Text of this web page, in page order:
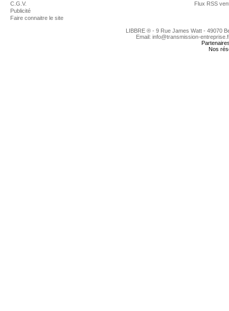
C.G.V.
Publicité
Faire connaitre le site
Flux RSS
LIBBRE ® - 9 Rue James Watt - 49070
Email: info@transmission-
Nos